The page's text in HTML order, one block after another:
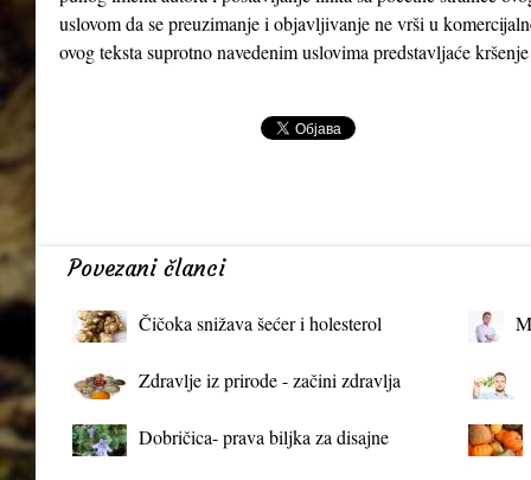
uslovom da se preuzimanje i objavljivanje ne vrši u
ovog teksta suprotno navedenim uslovima predstavljaće
Povezani članci
Čičoka snižava šećer i holesterol
Zdravlje iz prirode - začini zdravlja
Dobričica- prava biljka za disajne